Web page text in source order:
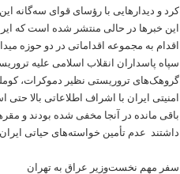
کرد و دیدارهایی با رؤسای قوای سه‌گانه
این خبرها در حالی منتشر شده است که
اقدام به مجموعه اقداماتی در دو حوزه
سپاه پاسداران انقلاب اسلامی علیه
گروهک‌های تروریستی نظیر دموکرات،
امنیتی ایران با اشراف اطلاعاتی بالا
باقی مانده در آنجا مخفی شده بودند و
داشتند عدم تأمین خواسته‌های حیاتی
سفر مهم نخست‌وزیر عراق به تهران